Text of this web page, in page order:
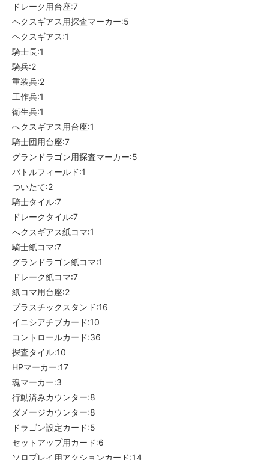
ドレーク用台座:7
へクスギアス用探査マーカー:5
ヘクスギアス:1
騎士長:1
騎兵:2
重装兵:2
工作兵:1
衛生兵:1
へクスギアス用台座:1
騎士団用台座:7
グランドラゴン用探査マーカー:5
バトルフィールド:1
ついたて:2
騎士タイル:7
ドレークタイル:7
へクスギアス紙コマ:1
騎士紙コマ:7
グランドラゴン紙コマ:1
ドレーク紙コマ:7
紙コマ用台座:2
プラスチックスタンド:16
イニシアチブカード:10
コントロールカード:36
探査タイル:10
HPマーカー:17
魂マーカー:3
行動済みカウンター:8
ダメージカウンター:8
ドラゴン設定カード:5
セットアップ用カード:6
ソロプレイ用アクションカード:14